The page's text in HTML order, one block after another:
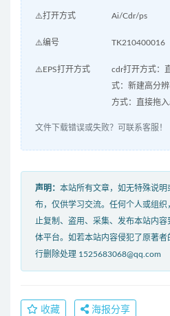
⚠️打开方式 Ai/Cdr/ps
⚠️编号 TK210400016
⚠️EPS打开方式
cdr打开方式：
式：新建高分
方式：直接拖
文件下载错误或失败？可联系客服！
声明： 本站所有文章，如无特殊说
布，仅供学习交流。任何个人或组
止复制、盗用、采集、发布本站内
体平台。如若本站内容侵犯了原著
行删除处理 1525683068@qq.com
收藏 海报分享